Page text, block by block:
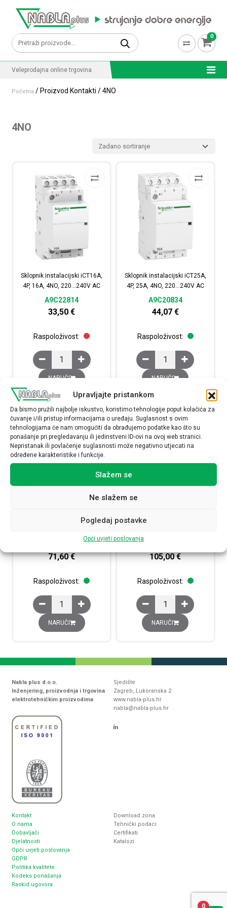
Upravljajte pristankom
Da bismo pružili najbolje iskustvo, koristimo tehnologije poput kolačića za
čuvanje i/ili pristup informacijama o uređaju. Suglasnost s ovim
tehnologijama će nam omogućiti da obrađujemo podatke kao što su
ponašanje pri pregledavanju ili jedinstveni ID-ovi na ovoj web stranici.
Nepristanak ili povlačenje suglasnosti može negativno utjecati na
određene karakteristike i funkcije.
Slažem se
Ne slažem se
Pogledaj postavke
Opći uvjeti poslovanja
Pretraži: 0
Veleprodajna online trgovina
Početna / Proizvod Kontakti / 4NO
4NO
Sklopnik instalacijski iCT16A,
4P, 16A, 4NO, 220…240V AC
A9C22814
33,50€
Raspoloživost:
Sklopnik instalacijski iCT16A, 4P, 16A, 4NO, 220...240V
NARUČI
Sklopnik instalacijski iCT25A,
4P, 25A, 4NO, 220…240V AC
A9C20834
44,07 €
Raspoloživost:
Sklopnik instalacijski
NARUČI
Sklopnik instalacijski iCT40A,
71,60€
Raspoloživost:
Sklopnik instalacijski iCT40A, 4P, 40A, 4NO, 220...240V
NARUČI
Sklopnik instalacijski iCT63A,
105,00€
Raspoloživost:
Sklopnik instalacijski
NARUČI
Nabla plus d.o.o.
Inženjering, proizvodnja i trgovina
elektrotehničkim proizvodima
Sjedište
Zagreb, Lukoranska 2
www.nabla-plus.hr
nabla@nabla-plus.hr
Kontakt
O nama
Dobavljači
Djelatnosti
Opći uvjeti poslovanja
GDPR
Politika kvalitete
Kodeks ponašanja
Raskid ugovora
Download zona
Tehnički podaci
Certifikati
Katalozi
0